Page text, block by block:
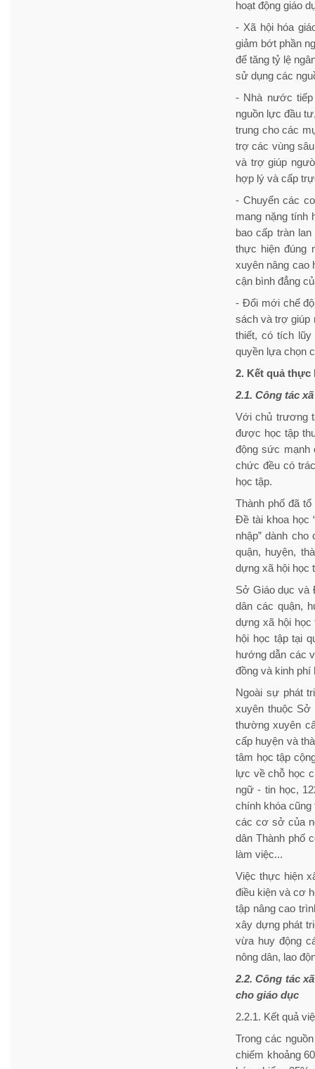
hoạt động giáo
- Xã hội hóa
giảm bớt phần
để tăng tỷ lệ
sử dụng các
- Nhà nước
nguồn lực đầu
trung cho các
trợ các vùng
và trợ giúp
hợp lý và cấp
- Chuyển các
mang nặng tính
bao cấp tràn
thực hiện đúng
xuyên nâng cao
cận bình đẳng
- Đổi mới chế
sách và trợ giúp
thiết, có tích
quyền lựa chọn
2. Kết quả thực
2.1. Công tác
Với chủ trương
được học tập
động sức mạnh
chức đều có
học tập.
Thành phố đã
Đề tài khoa học
nhập” dành
quận, huyện,
dựng xã hội học
Sở Giáo dục và
dân các quận,
dựng xã hội
hội học tập tại
hướng dẫn các
đồng và kinh phí
Ngoài sự phát
xuyên thuộc Sở
thường xuyên
cấp huyện và
tâm học tập
lực về chỗ học
ngữ - tin học,
chính khóa cũng
các cơ sở của
dân Thành phố
làm việc...
Việc thực hiện
điều kiện và cơ
tập nâng cao
xây dựng phát
vừa huy động
nông dân, lao
2.2. Công tác
cho giáo dục
2.2.1. Kết quả
Trong các
chiếm khoảng